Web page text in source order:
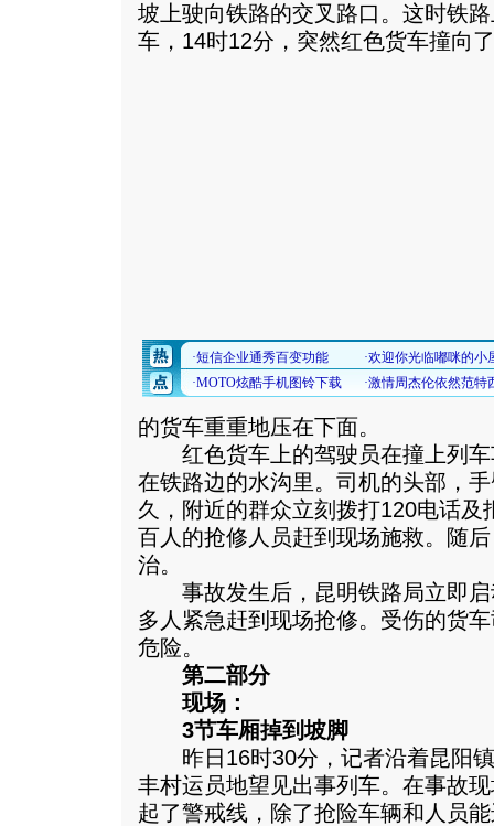
坡上驶向铁路的交叉路口。这时铁
车，14时12分，突然红色货车撞向
的货车重重地压在下面。
红色货车上的驾驶员在撞上列车
在铁路边的水沟里。司机的头部，
久，附近的群众立刻拨打120电话及
百人的抢修人员赶到现场施救。随
治。
事故发生后，昆明铁路局立即启
多人紧急赶到现场抢修。受伤的货
危险。
第二部分
现场：
3节车厢掉到坡脚
昨日16时30分，记者沿着昆阳镇
丰村运员地望见出事列车。在事故
起了警戒线，除了抢险车辆和人员